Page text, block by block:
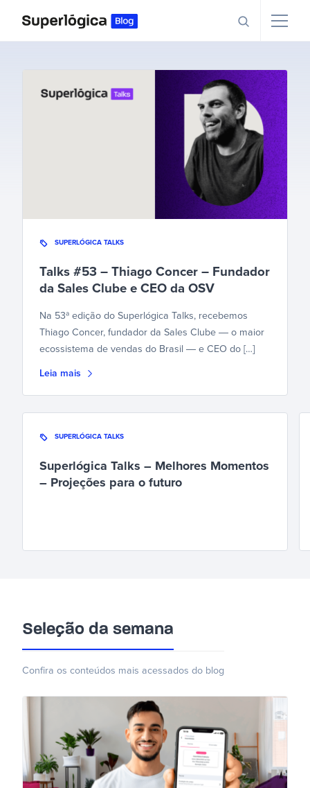
SUPERLÓGICA TALKS
Talks #53 – Thiago Concer – Fundador
da Sales Clube e CEO da OSV
Na 53ª edição do Superlógica Talks, recebemos
Thiago Concer, fundador da Sales Clube ― o maior
ecossistema de vendas do Brasil ― e CEO do […]
Leia mais
SUPERLÓGICA TALKS
Superlógica Talks – Melhores Momentos
– Projeções para o futuro
Seleção da semana
Confira os conteúdos mais acessados do blog